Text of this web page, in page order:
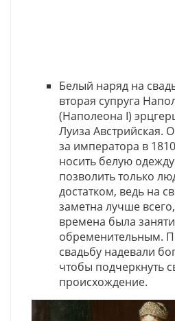
Белый наряд на
вторая супруга
(Наполеона I)
Луиза Австрийская.
за императора в
носить белую
позволить только
достатком, ведь на
заметна лучше
времена была
обременительным.
свадьбу надевали
чтобы подчеркнуть
происхождение.